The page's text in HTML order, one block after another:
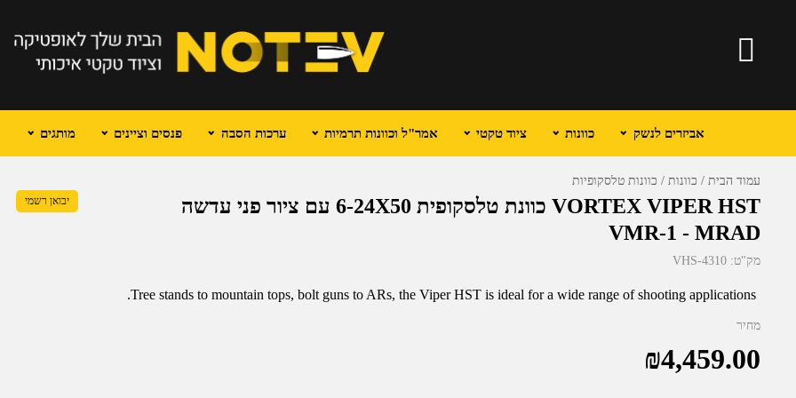
אביזרים לנשק כוונות ציוד טקטי אמר"ל וכוונות תרמיות ערכות הסבה פנסים וציינים מותגים
עמוד הבית כוונות כוונות טלסקופיות
VORTEX VIPER HST כוונת טלסקופית 6-24X50 עם ציור פני עדשה
VMR-1 - MRAD
מק"ט: VHS-4310
Tree stands to mountain tops, bolt guns to ARs, the Viper HST is ideal for a wide range of shooting applications.
מחיר
₪4,459.00
יבואן רשמי